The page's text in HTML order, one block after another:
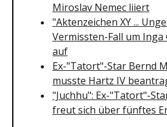
Miroslav Nemec liiert
"Aktenzeichen XY ...
Vermissten-Fall um Inga
auf
Ex-"Tatort"-Star Bernd
musste Hartz IV
"Juchhu": Ex-"Tatort"-
freut sich über fünftes